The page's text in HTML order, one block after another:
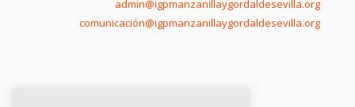
admin@igpmanzanillaygordaldesevilla.org
comunicación@igpmanzanillaygordaldesevilla.org